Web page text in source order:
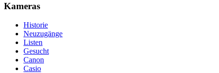
Kameras
Historie
Neuzugänge
Listen
Gesucht
Canon
Casio